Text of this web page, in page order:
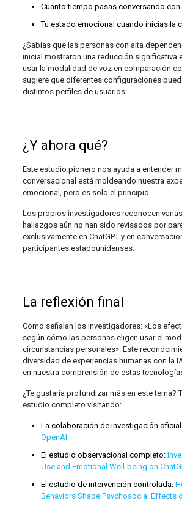
Cuánto tiempo pasas conversando
Tu estado emocional cuando inicias la
¿Sabías que las personas con alta
inicial mostraron una reducción significativa
usar la modalidad de voz en comparación
sugiere que diferentes configuraciones
distintos perfiles de usuarios.
¿Y ahora qué?
Este estudio pionero nos ayuda a entender
conversacional está moldeando nuestra
emocional, pero es solo el principio.
Los propios investigadores reconocen
hallazgos aún no han sido revisados por
exclusivamente en ChatGPT y en
participantes estadounidenses.
La reflexión final
Como señalan los investigadores: «Los
según cómo las personas eligen usar el
circunstancias personales». Este
diversidad de experiencias humanas con la
en nuestra comprensión de estas
¿Te gustaría profundizar más en este tema?
estudio completo visitando:
La colaboración de investigación
OpenAI
El estudio observacional completo:
Use and Emotional Well-being on
El estudio de intervención controlada:
Behaviors Shape Psychosocial Effects